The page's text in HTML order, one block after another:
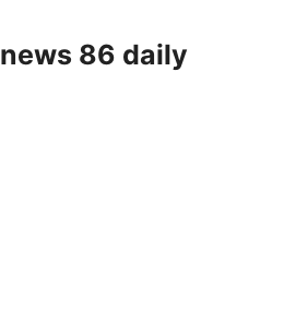
news 86 daily